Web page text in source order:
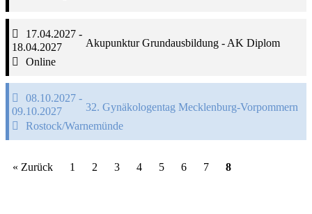
17.04.2027 -
18.04.2027
Online
Akupunktur Grundausbildung - AK Diplom
08.10.2027 -
09.10.2027
Rostock/Warnemünde
32. Gynäkologentag Mecklenburg-Vorpommern
« Zurück 1 2 3 4 5 6 7 8